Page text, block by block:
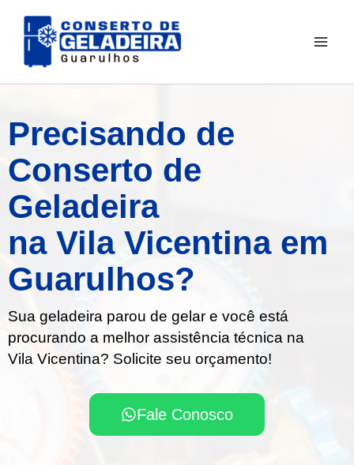
para
Precisando de
Conserto de
Geladeira
na Vila Vicentina em
Guarulhos?
Sua geladeira parou de gelar e você está
procurando a melhor assistência técnica na
Vila Vicentina? Solicite seu orçamento!
Fale Conosco